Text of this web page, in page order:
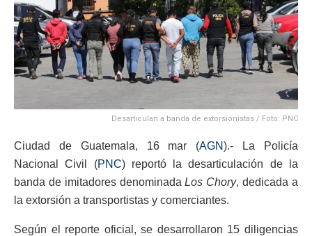
Desarticulan a banda de extorsionistas / Foto: PNC
Ciudad de Guatemala, 16 mar (AGN).- La Policía
Nacional Civil (PNC) reportó la desarticulación de la
banda de imitadores denominadaLos Chory, dedicada a
la extorsión a transportistas y comerciantes.
Según el reporte oficial, se desarrollaron 15 diligencias